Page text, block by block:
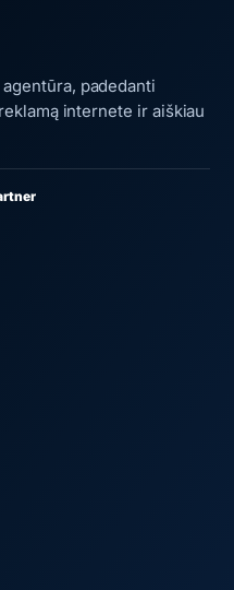
padedanti
internete ir aiškiau